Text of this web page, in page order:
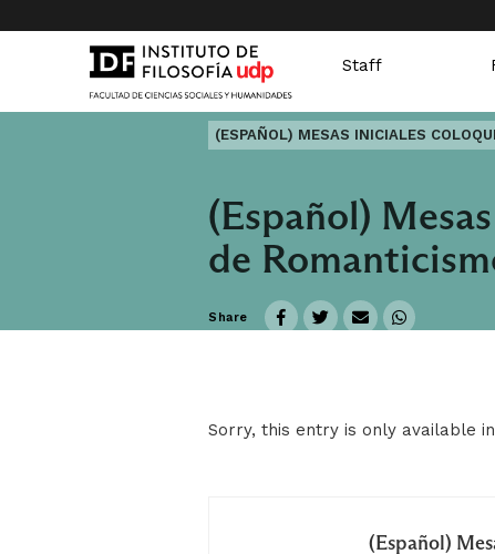
Staff
(ESPAÑOL) MESAS INICIALES
(Español)
de
Share
Sorry, this entry is only available in
(Español)